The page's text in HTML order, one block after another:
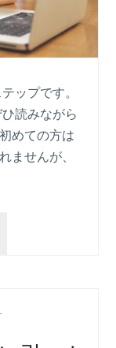
ップです。
読みながら
めての方は
ませんが、